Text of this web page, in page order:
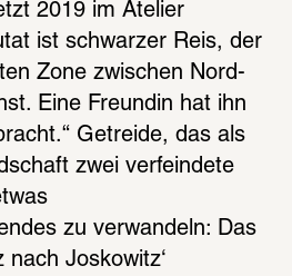
2019 im Atelier
ist schwarzer Reis, der
Zone zwischen Nord-
Eine Freundin hat ihn
Getreide, das als
zwei verfeindete
zu verwandeln: Das
nach Joskowitz‘